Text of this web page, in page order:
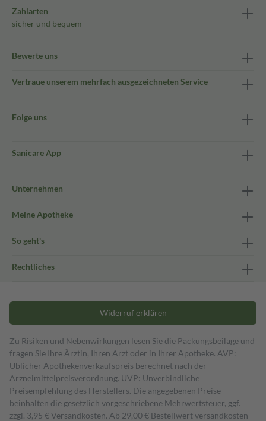
Zahlarten
sicher und bequem
Bewerte uns
Vertraue unserem mehrfach ausgezeichneten Service
Folge uns
Sanicare App
Unternehmen
Meine Apotheke
So geht's
Rechtliches
Widerruf erklären
Zu Risiken und Nebenwirkungen lesen Sie die Packungsbeilage und
fragen Sie Ihre Ärztin, Ihren Arzt oder in Ihrer Apotheke. AVP:
Üblicher Apothekenverkaufspreis berechnet nach der
Arzneimittelpreisverordnung. UVP: Unverbindliche
Preisempfehlung des Herstellers. Die angegebenen Preise
beinhalten die gesetzlich vorgeschriebene Mehrwertsteuer, ggf.
zzgl. 3,95 € Versandkosten. Ab 29,00 € Bestell­wert versand­kosten­